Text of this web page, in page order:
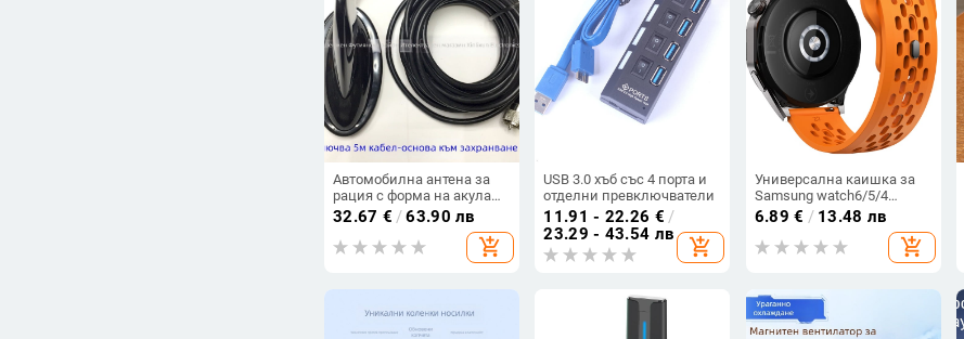
Автомобилна антена за
рация с форма на акула
(Честотен обхват 144/430
MHz, Обхват 3–5 км,
Импеданс 50 Ω)
32.67 € /63.90 лв
add_shopping_cart
USB 3.0 хъб със 4 порта и
отделни превключватели
11.91 - 22.26 € /
23.29 - 43.54 лв
add_shopping_cart
Универсална каишка за
Samsung watch6/5/4
Huawei GT4 18/20/22 мм,
дишаща силиконова
каишка
6.89 € / 13.48 лв
add_shopping_cart